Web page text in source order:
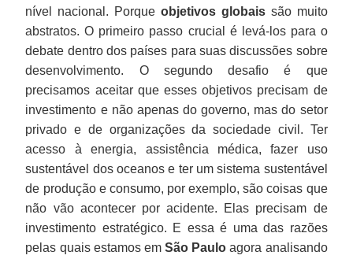
nível nacional. Porque objetivos globaissão muito
abstratos. O primeiro passo crucial é levá-los para o
debate dentro dos países para suas discussões sobre
desenvolvimento. O segundo desafio é que
precisamos aceitar que esses objetivos precisam de
investimento e não apenas do governo, mas do setor
privado e de organizações da sociedade civil. Ter
acesso à energia, assistência médica, fazer uso
sustentável dos oceanos e ter um sistema sustentável
de produção e consumo, por exemplo, são coisas que
não vão acontecer por acidente. Elas precisam de
investimento estratégico. E essa é uma das razões
pelas quais estamos emSão Paulo agora analisando